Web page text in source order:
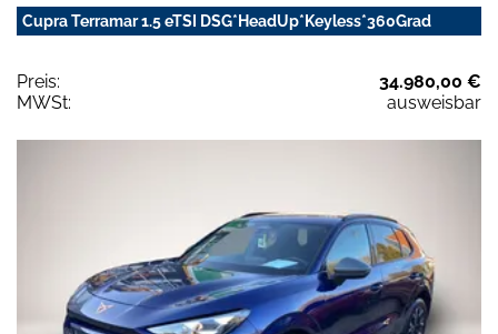
Cupra Terramar 1.5 eTSI DSG*HeadUp*Keyless*360Grad
Preis:
34.980,00 €
MWSt:
ausweisbar